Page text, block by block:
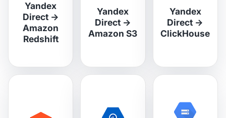
Yandex
Direct→
Amazon
Redshift
Yandex
Direct→
Amazon S3
Yandex
Direct →
ClickHouse